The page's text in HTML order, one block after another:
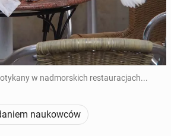
w nadmorskich restauracjach...
naukowców